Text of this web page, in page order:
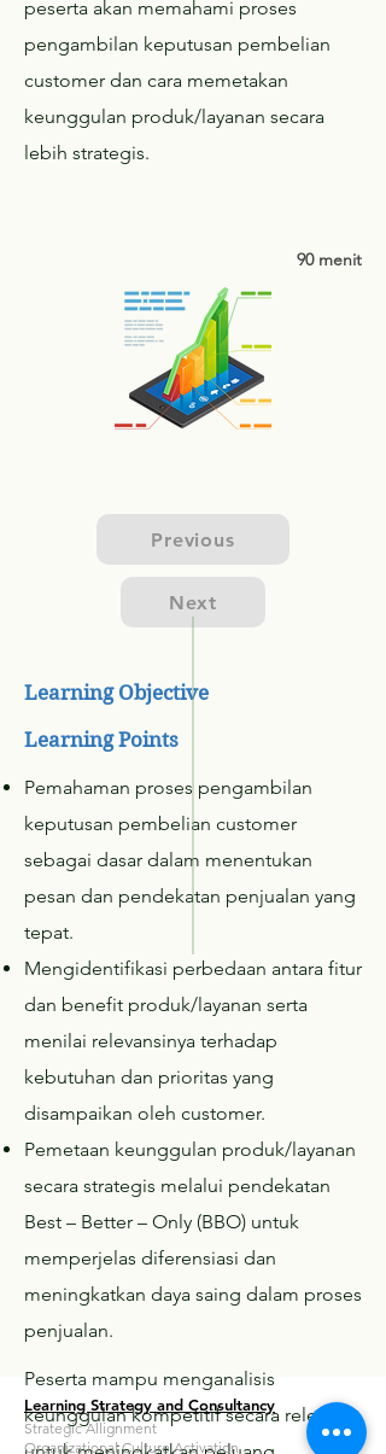
peserta akan memahami proses
pengambilan keputusan pembelian
customer dan cara memetakan
keunggulan produk/layanan secara
lebih strategis.
90 menit
Previous
Next
Learning Objective
Learning Points
Pemahaman proses pengambilan
keputusan pembelian customer
sebagai dasar dalam menentukan
pesan dan pendekatan penjualan yang
tepat.
Mengidentifikasi perbedaan antara fitur
dan benefit produk/layanan serta
menilai relevansinya terhadap
kebutuhan dan prioritas yang
disampaikan oleh customer.
Pemetaan keunggulan produk/layanan
secara strategis melalui pendekatan
Best – Better – Only (BBO) untuk
memperjelas diferensiasi dan
meningkatkan daya saing dalam proses
penjualan.
Peserta mampu menganalisis
keunggulan kompetitif secara relevan
Learning Strategy and Consultancy
Strategic Allignment
Organizational Culture Activation